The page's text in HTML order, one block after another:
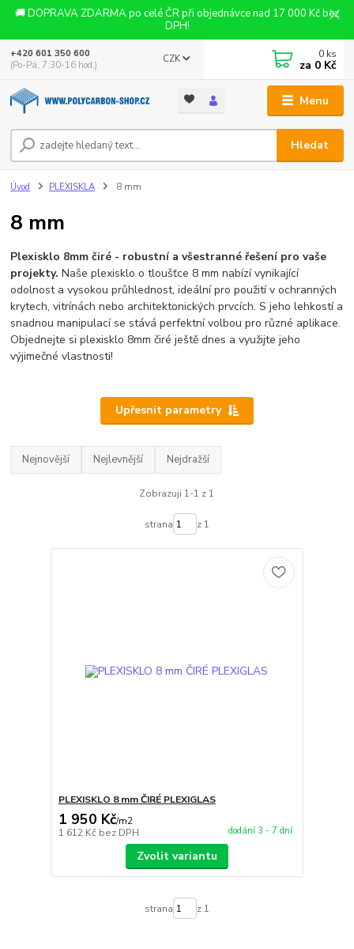
🚚 DOPRAVA ZDARMA po celé ČR při objednávce nad 17 000 Kč bez
DPH!
Menu
CZK
Hledat
+420 601 350 600
(Po-Pá, 7:30-16 hod.)
0 ks
za 0 Kč
Úvod PLEXISKLA 8 mm
8 mm
Plexisklo 8mm čiré - robustní a všestranné řešení pro vaše
projekty. Naše plexisklo o tloušťce 8 mm nabízí vynikající
odolnost a vysokou průhlednost, ideální pro použití v ochranných
krytech, vitrínách nebo architektonických prvcích. S jeho lehkostí a
snadnou manipulací se stává perfektní volbou pro různé aplikace.
Objednejte si plexisklo 8mm čiré ještě dnes a využijte jeho
výjimečné vlastnosti!
Upřesnit parametry
Nejnovější Nejlevnější Nejdražší
Zobrazuji 1-1 z 1
strana z 1
PLEXISKLO 8 mm ČIRÉ PLEXIGLAS
1 950 Kč/m2
1 612 Kč bez DPH dodání 3 - 7 dní
Zvolit variantu
strana z 1